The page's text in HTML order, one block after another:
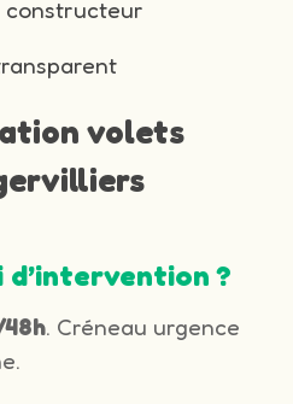
constructeur
volets
?
. Créneau urgence